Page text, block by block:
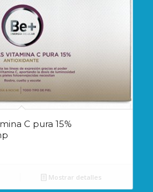
C pura 15%
Mostrar detalles